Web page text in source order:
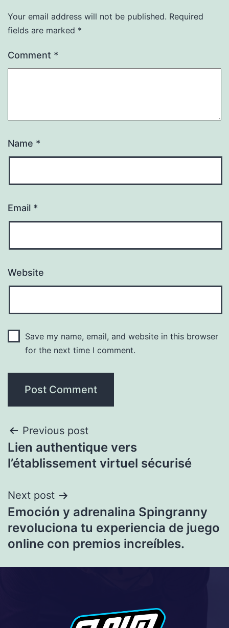
Your email address will not be published. Required
fields are marked *
Comment *
Name *
Email *
Website
Save my name, email, and website in this browser
for the next time I comment.
Previous post
Lien authentique vers
l’établissement virtuel sécurisé
Next post
Emoción y adrenalina Spingranny
revoluciona tu experiencia de juego
online con premios increíbles.